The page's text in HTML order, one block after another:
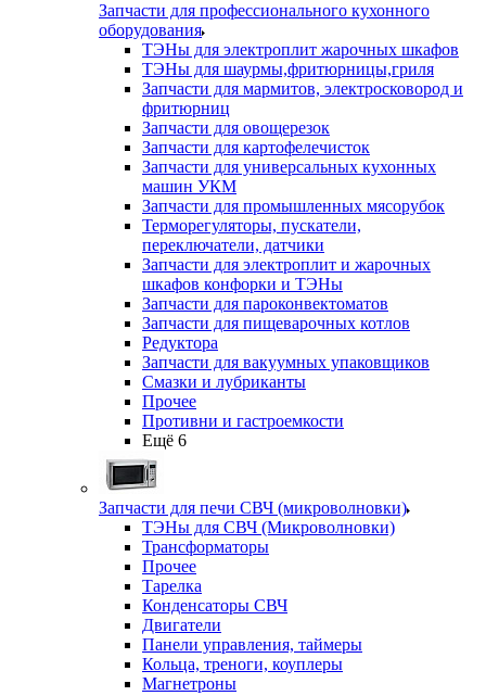
Запчасти для профессионального кухонного
оборудования
ТЭНы для электроплит жарочных шкафов
ТЭНы для шаурмы,фритюрницы,гриля
Запчасти для мармитов, электросковород и
фритюрниц
Запчасти для овощерезок
Запчасти для картофелечисток
Запчасти для универсальных кухонных
машин УКМ
Запчасти для промышленных мясорубок
Терморегуляторы, пускатели,
переключатели, датчики
Запчасти для электроплит и жарочных
шкафов конфорки и ТЭНы
Запчасти для пароконвектоматов
Запчасти для пищеварочных котлов
Редуктора
Запчасти для вакуумных упаковщиков
Смазки и лубриканты
Прочее
Противни и гастроемкости
Ещё 6
Запчасти для печи СВЧ (микроволновки)
ТЭНы для СВЧ (Микроволновки)
Трансформаторы
Прочее
Тарелка
Конденсаторы СВЧ
Двигатели
Панели управления, таймеры
Кольца, треноги, коуплеры
Магнетроны